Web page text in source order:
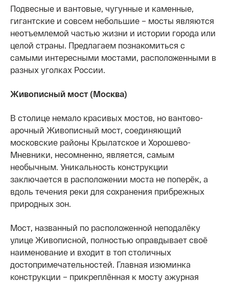
Подвесные и вантовые, чугунные и каменные,
гигантские и совсем небольшие – мосты являются
неотъемлемой частью жизни и истории города или
целой страны. Предлагаем познакомиться с
самыми интересными мостами, расположенными в
разных уголках России.
Живописный мост (Москва)
В столице немало красивых мостов, но вантово-
арочный Живописный мост, соединяющий
московские районы Крылатское и Хорошево-
Мневники, несомненно, является, самым
необычным. Уникальность конструкции
заключается в расположении моста не поперёк, а
вдоль течения реки для сохранения прибрежных
природных зон.
Мост, названный по расположенной неподалёку
улице Живописной, полностью оправдывает своё
наименование и входит в топ столичных
достопримечательностей. Главная изюминка
конструкции – прикреплённая к мосту ажурная